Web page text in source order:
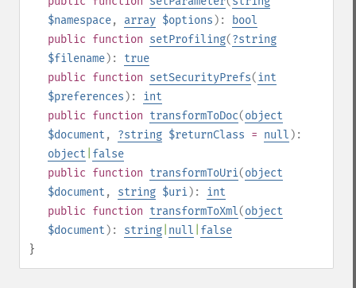
$namespace, array $options ):
bool
public function setProfiling(?string
$filename): true
public function setSecurityPrefs(int
$preferences ): int
public function transformToDoc(object
$document , ?string $returnClass = null ):
object false
public function transformToUri(object
$document , string $uri): int
public function transformToXml(object
$document ): string null false
}